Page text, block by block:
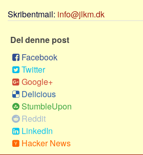
Virksomhed
Forbrug
Social sikring og sundhed
Transport
Alle
Aspekter
Køb og salg
Skribentmail: info@jlkm.dk
Del denne post
Facebook
Twitter
Google+
Delicious
StumbleUpon
Reddit
LinkedIn
Hacker News